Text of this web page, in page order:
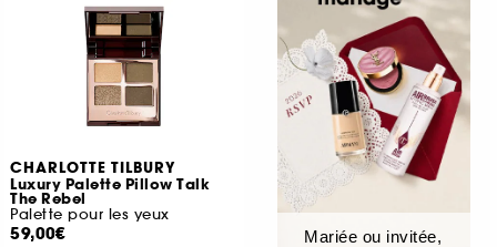
CHARLOTTE TILBURY
Luxury Palette Pillow Talk
The Rebel
Palette pour les yeux
59,00€
Mariée ou invitée,